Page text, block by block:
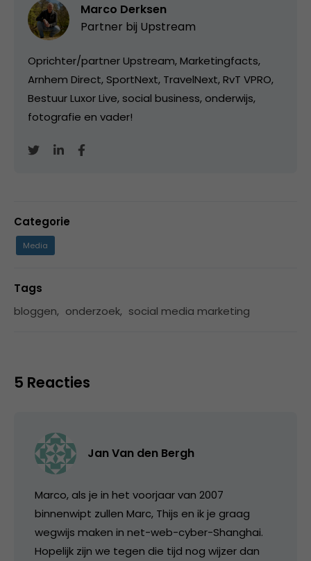
Marco Derksen
Partner bij Upstream
Oprichter/partner Upstream, Marketingfacts,
Arnhem Direct, SportNext, TravelNext, RvT VPRO,
Bestuur Luxor Live, social business, onderwijs,
fotografie en vader!
Categorie
Media
Tags
bloggen, onderzoek, social media marketing
5 Reacties
Jan Van den Bergh
Marco, als je in het voorjaar van 2007
binnenwipt zullen Marc, Thijs en ik je graag
wegwijs maken in net-web-cyber-Shanghai.
Hopelijk zijn we tegen die tijd nog wijzer dan